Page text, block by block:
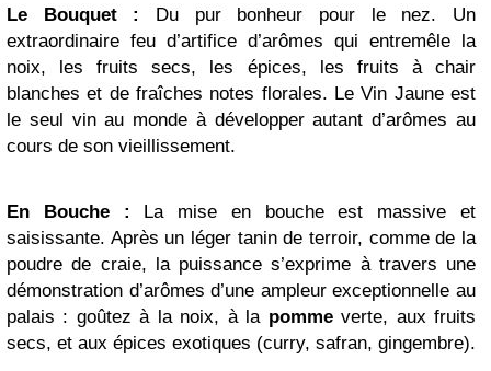
Le Bouquet :
Du pur bonheur pour le nez. Un
extraordinaire feu d’artifice d’arômes qui entremêle la
noix, les fruits secs, les épices, les fruits à chair
blanches et de fraîches notes florales. Le Vin Jaune est
le seul vin au monde à développer autant d’arômes au
cours de son vieillissement.
En Bouche : La mise en bouche est massive et
saisissante. Après un léger tanin de terroir, comme de la
poudre de craie, la puissance s’exprime à travers une
démonstration d’arômes d’une ampleur exceptionnelle au
palais : goûtez à la noix, à la pommeverte, aux fruits
secs, et aux épices exotiques (curry, safran, gingembre).